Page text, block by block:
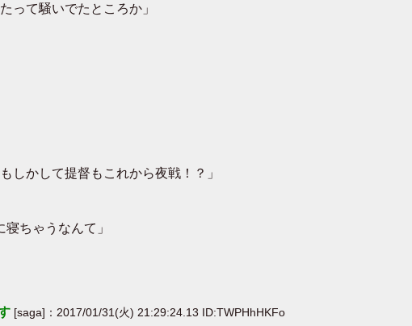
って騒いでたところか」
しかして提督もこれから夜戦！？」
ちゃうなんて」
[saga]：2017/01/31(火) 21:29:24.13 ID:TWPHhHKFo